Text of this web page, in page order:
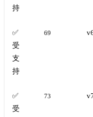
持
✅
受
支
持
69
✅
受
73